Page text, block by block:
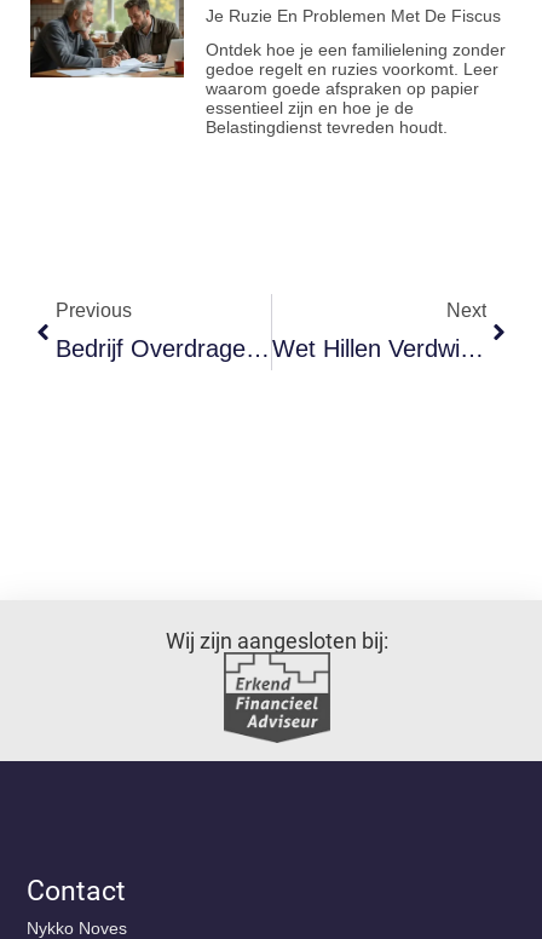
Je Ruzie En Problemen Met De Fiscus
Ontdek hoe je een familielening zonder
gedoe regelt en ruzies voorkomt. Leer
waarom goede afspraken op papier
essentieel zijn en hoe je de
Belastingdienst tevreden houdt.
Previous
Bedrijf Overdragen Aan Je Kind? Begin Tien Jaar Eerder Met Plannen
Next
Wet Hillen Verdwijnt Sneller: Dit Betaal Je Extra Als Je Huis Hypotheekvrij Is
Wij zijn aangesloten bij:
Contact
Nykko Noves